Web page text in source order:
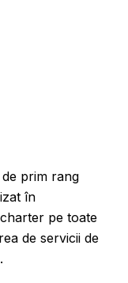
prim rang
în
pe toate
de servicii de